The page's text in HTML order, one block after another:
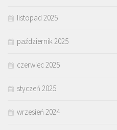
listopad 2025
październik 2025
czerwiec 2025
styczeń 2025
wrzesień 2024